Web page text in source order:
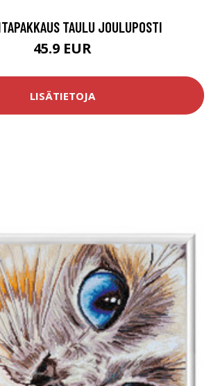
TAULU JOULUPOSTI
45.9 EUR
LISÄTIETOJA